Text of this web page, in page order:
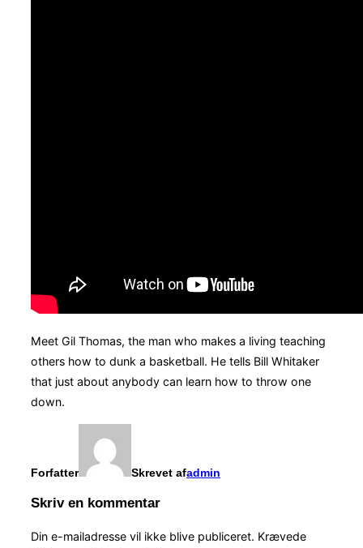
Meet Gil Thomas, the man who makes a living teaching
others how to dunk a basketball. He tells Bill Whitaker
that just about anybody can learn how to throw one
down.
Forfatter Skrevet afadmin
Skriv en kommentar
Din e-mailadresse vil ikke blive publiceret. Krævede